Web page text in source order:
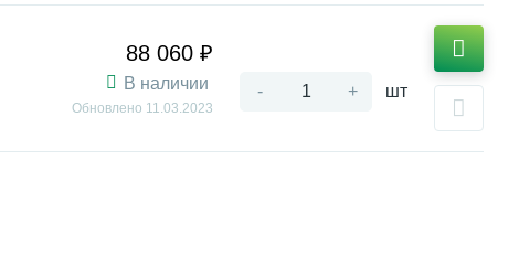
88 060 ₽
В наличии
Обновлено 11.03.2023
- + шт